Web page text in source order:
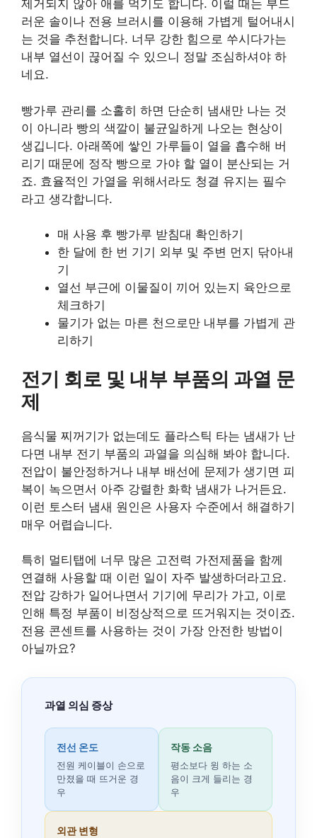
제거되지 않아 애를 먹기도 합니다. 이럴 때는 부드
러운 솔이나 전용 브러시를 이용해 가볍게 털어내시
는 것을 추천합니다. 너무 강한 힘으로 쑤시다가는
내부 열선이 끊어질 수 있으니 정말 조심하셔야 하
네요.
빵가루 관리를 소홀히 하면 단순히 냄새만 나는 것
이 아니라 빵의 색깔이 불균일하게 나오는 현상이
생깁니다. 아래쪽에 쌓인 가루들이 열을 흡수해 버
리기 때문에 정작 빵으로 가야 할 열이 분산되는 거
죠. 효율적인 가열을 위해서라도 청결 유지는 필수
라고 생각합니다.
매 사용 후 빵가루 받침대 확인하기
한 달에 한 번 기기 외부 및 주변 먼지 닦아내
기
열선 부근에 이물질이 끼어 있는지 육안으로
체크하기
물기가 없는 마른 천으로만 내부를 가볍게 관
리하기
전기 회로 및 내부 부품의 과열 문
제
음식물 찌꺼기가 없는데도 플라스틱 타는 냄새가 난
다면 내부 전기 부품의 과열을 의심해 봐야 합니다.
전압이 불안정하거나 내부 배선에 문제가 생기면 피
복이 녹으면서 아주 강렬한 화학 냄새가 나거든요.
이런 토스터 냄새 원인은 사용자 수준에서 해결하기
매우 어렵습니다.
특히 멀티탭에 너무 많은 고전력 가전제품을 함께
연결해 사용할 때 이런 일이 자주 발생하더라고요.
전압 강하가 일어나면서 기기에 무리가 가고, 이로
인해 특정 부품이 비정상적으로 뜨거워지는 것이죠.
전용 콘센트를 사용하는 것이 가장 안전한 방법이
아닐까요?
과열 의심 증상
전선 온도
전원 케이블이 손으로
만졌을 때 뜨거운 경
우
작동 소음
평소보다 윙 하는 소
음이 크게 들리는 경
우
외관 변형